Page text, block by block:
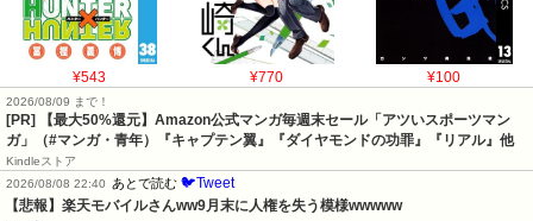
¥543 ¥770 ¥100
2026/08/09 まで！
[PR]
【最大50%還元】Amazon公式マンガ毎週末セール「アツいスポーツマン
ガ」（#マンガ・青年）『キャプテン翼』『ダイヤモンドの功罪』『リアル』他
Kindleストア
2026/08/08 22:40
あとで読む 🐦Tweet
【悲報】楽天モバイルさんww9月末に人権を失う模様wwwww